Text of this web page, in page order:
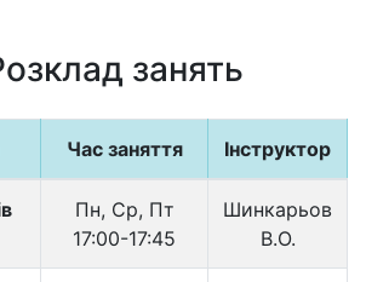
занять
Час заняття Інструктор
Пн, Ср, Пт
17:00-17:45
Шинкарьов
В.О.